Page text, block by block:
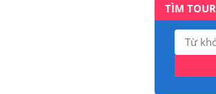
TÌM TOUR
Tìm
kiếm: